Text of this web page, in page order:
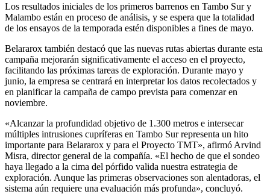
Los resultados iniciales de los primeros barrenos en Tambo Sur y
Malambo están en proceso de análisis, y se espera que la totalidad
de los ensayos de la temporada estén disponibles a fines de mayo.
Belararox también destacó que las nuevas rutas abiertas durante esta
campaña mejorarán significativamente el acceso en el proyecto,
facilitando las próximas tareas de exploración. Durante mayo y
junio, la empresa se centrará en interpretar los datos recolectados y
en planificar la campaña de campo prevista para comenzar en
noviembre.
«Alcanzar la profundidad objetivo de 1.300 metros e intersecar
múltiples intrusiones cupríferas en Tambo Sur representa un hito
importante para Belararox y para el Proyecto TMT», afirmó Arvind
Misra, director general de la compañía. «El hecho de que el sondeo
haya llegado a la cima del pórfido valida nuestra estrategia de
exploración. Aunque las primeras observaciones son alentadoras, el
sistema aún requiere una evaluación más profunda», concluyó.